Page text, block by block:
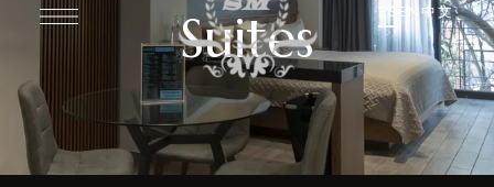
ES EN中文
Suites